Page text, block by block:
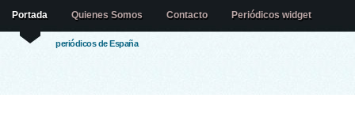
periódicos de España
Portada Quienes Somos Contacto Periódicos widget